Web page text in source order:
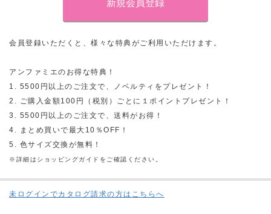
会員登録いただくと、様々な特典がご利用いただけます。
アンファミエのお得な特典！
1. 5500円以上のご注文で、ノベルティをプレゼント！
2. ご購入金額100円（税別）ごとに１ポイントプレゼント！
3. 5500円以上のご注文で、送料がお得！
4. まとめ買いで最大10％OFF！
5. 色サイズ交換が無料！
※詳細はショッピングガイドをご確認ください。
未ログインでカタログ請求の方はこちらへ